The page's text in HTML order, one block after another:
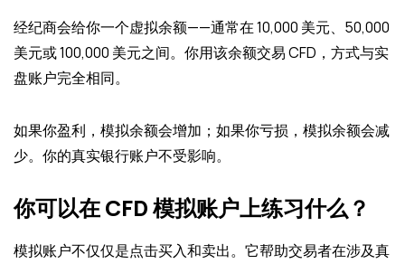
经纪商会给你一个虚拟余额——通常在 10,000 美元、50,000
美元或 100,000 美元之间。你用该余额交易 CFD，方式与实
盘账户完全相同。
如果你盈利，模拟余额会增加；如果你亏损，模拟余额会减
少。你的真实银行账户不受影响。
你可以在 CFD 模拟账户上练习什么？
模拟账户不仅仅是点击买入和卖出。它帮助交易者在涉及真